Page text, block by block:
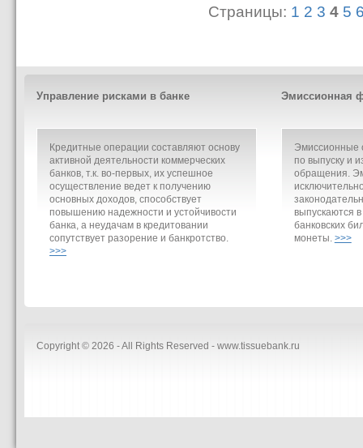
Страницы: 1 2 3 4 5
Управление рисками в банке
Кредитные операции составляют основу
активной деятельности коммерческих
банков, т.к. во-первых, их успешное
осуществление ведет к получению
основных доходов, способствует
повышению надежности и устойчивости
банка, а неудачам в кредитовании
сопутствует разорение и банкротство.
>>>
Эмиссионная
Эмиссионные
по выпуску и
обращения.
выпускаются
банковских
монеты. >>>
Copyright © 2026 - All Rights Reserved - www.tissuebank.ru